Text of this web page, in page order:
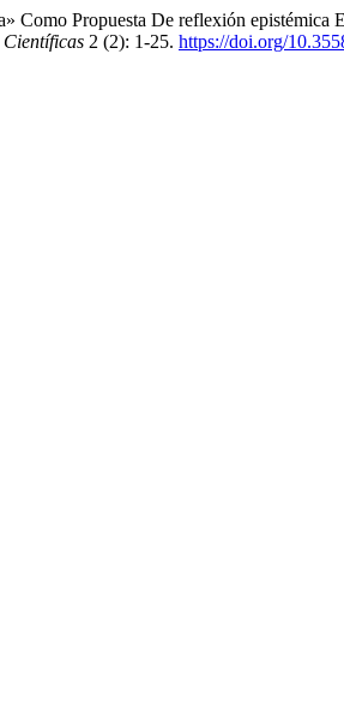
Como Propuesta De reflexión
2 (2): 1-25. https://doi.org/